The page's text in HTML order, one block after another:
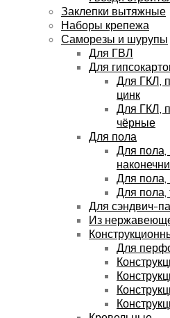
Заклепки вытяжные
Наборы крепежа
Саморезы и шурупы
Для ГВЛ
Для
Для ГКЛ,
цинк
Для ГКЛ,
чёрные
Для пола
Для
Для пола,
Для пола,
Для сэндвич-
Из
Для